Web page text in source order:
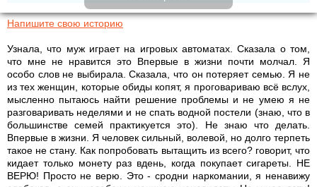
Напишите свою историю
Узнала, что муж играет на игровых автоматах. Сказала о том,
что мне не нравится это Впервые в жизни почти молчал. Я
особо слов не выбирала. Сказала, что он потеряет семью. Я не
из тех женщин, которые обиды копят, я проговариваю всё вслух,
мысленно пытаюсь найти решение проблемы и не умею я не
разговаривать неделями и не спать водной постели (знаю, что в
большинстве семей практикуется это). Не знаю что делать.
Впервые в жизни. Я человек сильный, волевой, но долго терпеть
такое не стану. Как попробовать вытащить из всего? говорит, что
кидает только монету раз вдень, когда покупает сигареты. НЕ
ВЕРЮ! Просто не верю. Это - сродни наркомании, я ненавижу